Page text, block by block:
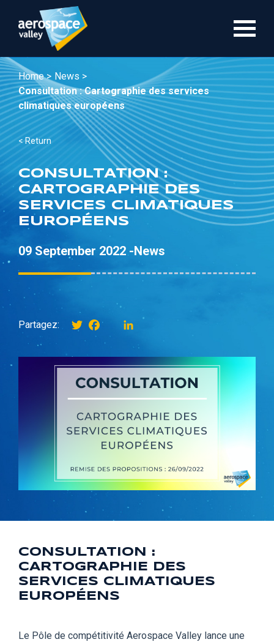
main
Home > News >
Consultation : Cartographie des services
climatiques européens
< Return
CONSULTATION :
CARTOGRAPHIE DES
SERVICES CLIMATIQUES
EUROPÉENS
09 September 2022 -News
Partagez: TwitterFacebook
instagramLinkedIn
CONSULTATION :
CARTOGRAPHIE DES
SERVICES CLIMATIQUES
EUROPÉENS
Le Pôle de compétitivité Aerospace Valley lance une